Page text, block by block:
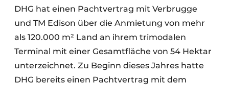
DHG hat einen Pachtvertrag mit Verbrugge
und TM Edison über die Anmietung von mehr
als 120.000 m² Land an ihrem trimodalen
Terminal mit einer Gesamtfläche von 54 Hektar
unterzeichnet. Zu Beginn dieses Jahres hatte
DHG bereits einen Pachtvertrag mit dem